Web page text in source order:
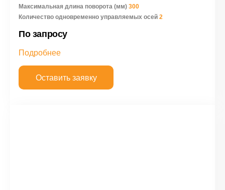
Максимальная длина поворота (мм) 300
Количество одновременно управляемых осей 2
По запросу
Подробнее
Оставить заявку